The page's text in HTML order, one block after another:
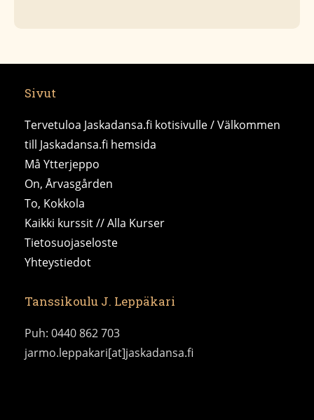
Sivut
Tervetuloa Jaskadansa.fi kotisivulle / Välkommen
till Jaskadansa.fi hemsida
Må Ytterjeppo
On, Årvasgården
To, Kokkola
Kaikki kurssit // Alla Kurser
Tietosuojaseloste
Yhteystiedot
Tanssikoulu J. Leppäkari
Puh: 0440 862 703
jarmo.leppakari[at]jaskadansa.fi